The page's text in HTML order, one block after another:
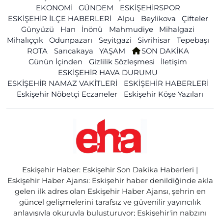
EKONOMİ
GÜNDEM
ESKİŞEHİRSPOR
ESKİŞEHİR İLÇE HABERLERİ
Alpu Beylikova
Çifteler
Günyüzü
Han İnönü Mahmudiye
Mihalgazi
Mihalıççık
Odunpazarı Seyitgazi Sivrihisar
Tepebaşı
ROTA
Sarıcakaya YAŞAM
SON DAKİKA
Günün İçinden
Gizlilik Sözleşmesi
İletişim
ESKİŞEHİR HAVA DURUMU
ESKİŞEHİR NAMAZ VAKİTLERİ
ESKİŞEHİR HABERLERİ
Eskişehir Nöbetçi Eczaneler
Eskişehir Köşe Yazıları
Eskişehir Haber: Eskişehir Son Dakika Haberleri |
Eskişehir Haber Ajansı: Eskişehir haber denildiğinde akla
gelen ilk adres olan Eskişehir Haber Ajansı, şehrin en
güncel gelişmelerini tarafsız ve güvenilir yayıncılık
anlayışıyla okuruyla buluşturuyor; Eskişehir'in nabzını